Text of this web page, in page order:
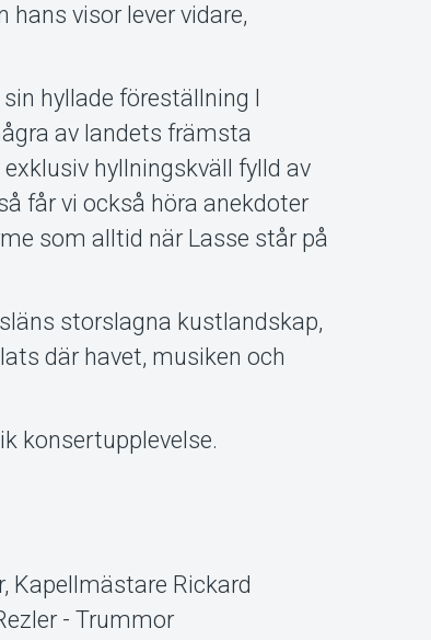
hans visor lever vidare,
hyllade föreställning I
av landets främsta
hyllningskväll fylld av
får vi också höra anekdoter
som alltid när Lasse står på
storslagna kustlandskap,
där havet, musiken och
konsertupplevelse.
Kapellmästare Rickard
- Trummor